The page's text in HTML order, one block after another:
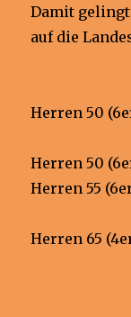
Damit
auf die
Herren 50
Herren 50
Herren 55
Herren 65